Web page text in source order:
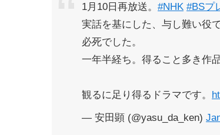
1月10日再放送。 #NHK #BSプ
実話を基にした、与し難い役で
必死でした。
一年半経ち。得ること多き作
観るに足り得るドラマです。
— 安田顕 (@yasu_da_ken)